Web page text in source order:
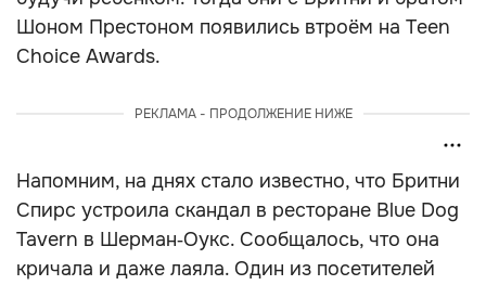
Шоном Престоном появились втроём на Teen
Choice Awards.
РЕКЛАМА - ПРОДОЛЖЕНИЕ НИЖЕ
Напомним, на днях стало известно, что Бритни
Спирс устроила скандал в ресторане Blue Dog
Tavern в Шерман‑Оукс. Сообщалось, что она
кричала и даже лаяла. Один из посетителей